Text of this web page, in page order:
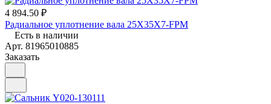
4 894.50 ₽
Радиальное уплотнение вала 25X35X7-FPM
Есть в наличии
Арт. 81965010885
Заказать